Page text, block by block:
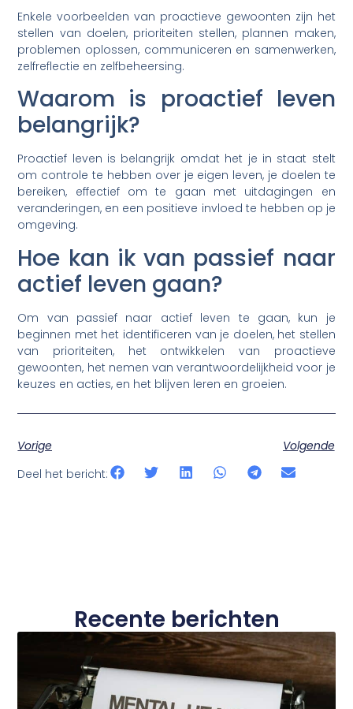
Enkele voorbeelden van proactieve gewoonten zijn het
stellen van doelen, prioriteiten stellen, plannen maken,
problemen oplossen, communiceren en samenwerken,
zelfreflectie en zelfbeheersing.
Waarom is proactief leven
belangrijk?
Proactief leven is belangrijk omdat het je in staat stelt
om controle te hebben over je eigen leven, je doelen te
bereiken, effectief om te gaan met uitdagingen en
veranderingen, en een positieve invloed te hebben op je
omgeving.
Hoe kan ik van passief naar
actief leven gaan?
Om van passief naar actief leven te gaan, kun je
beginnen met het identificeren van je doelen, het stellen
van prioriteiten, het ontwikkelen van proactieve
gewoonten, het nemen van verantwoordelijkheid voor je
keuzes en acties, en het blijven leren en groeien.
Vorige
Volgende
Deel het bericht:
Recente berichten